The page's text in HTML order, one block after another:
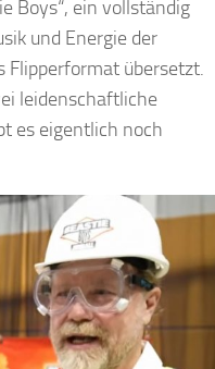
Boys“, ein vollständig
und Energie der
Flipperformat übersetzt.
leidenschaftliche
es eigentlich noch